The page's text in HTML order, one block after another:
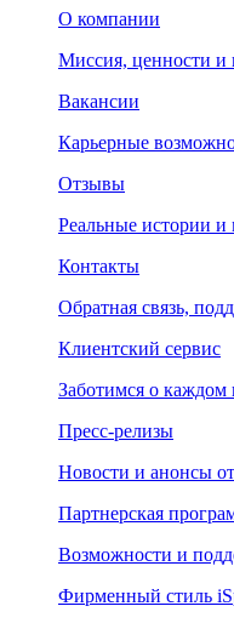
О компании
Миссия, ценности и
Вакансии
Карьерные
Отзывы
Реальные истории и
Контакты
Обратная связь,
Клиентский сервис
Заботимся о каждом
Пресс-релизы
Новости и анонсы
Партнерская
Возможности и
Фирменный стиль